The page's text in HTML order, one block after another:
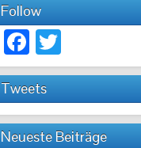
Follow
Facebook
Tweets
Neueste Beiträge